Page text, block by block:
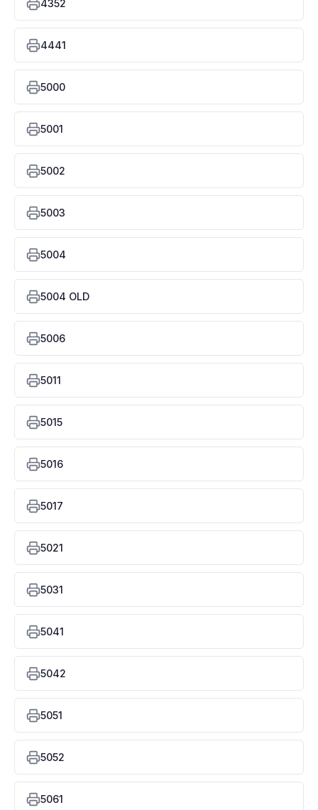
4352
4441
5000
5001
5002
5003
5004
5004 OLD
5006
5011
5015
5016
5017
5021
5031
5041
5042
5051
5052
5061